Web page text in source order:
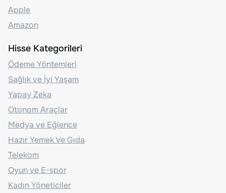
Apple
Amazon
Hisse Kategorileri
Ödeme Yöntemleri
Sağlık ve İyi Yaşam
Yapay Zeka
Otonom Araçlar
Medya ve Eğlence
Hazır Yemek Ve Gıda
Telekom
Oyun ve E-spor
Kadın Yöneticiler